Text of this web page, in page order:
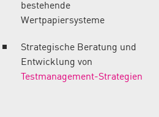
bestehende
Wertpapiersysteme
Strategische Beratung und
Entwicklung von
Testmanagement-Strategien